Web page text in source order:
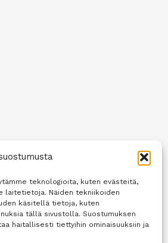
teknologioita, kuten evästeitä,
laitetietoja. Näiden tekniikoiden
käsitellä tietoja, kuten
tällä sivustolla. Suostumuksen
haitallisesti tiettyihin ominaisuuksiin ja